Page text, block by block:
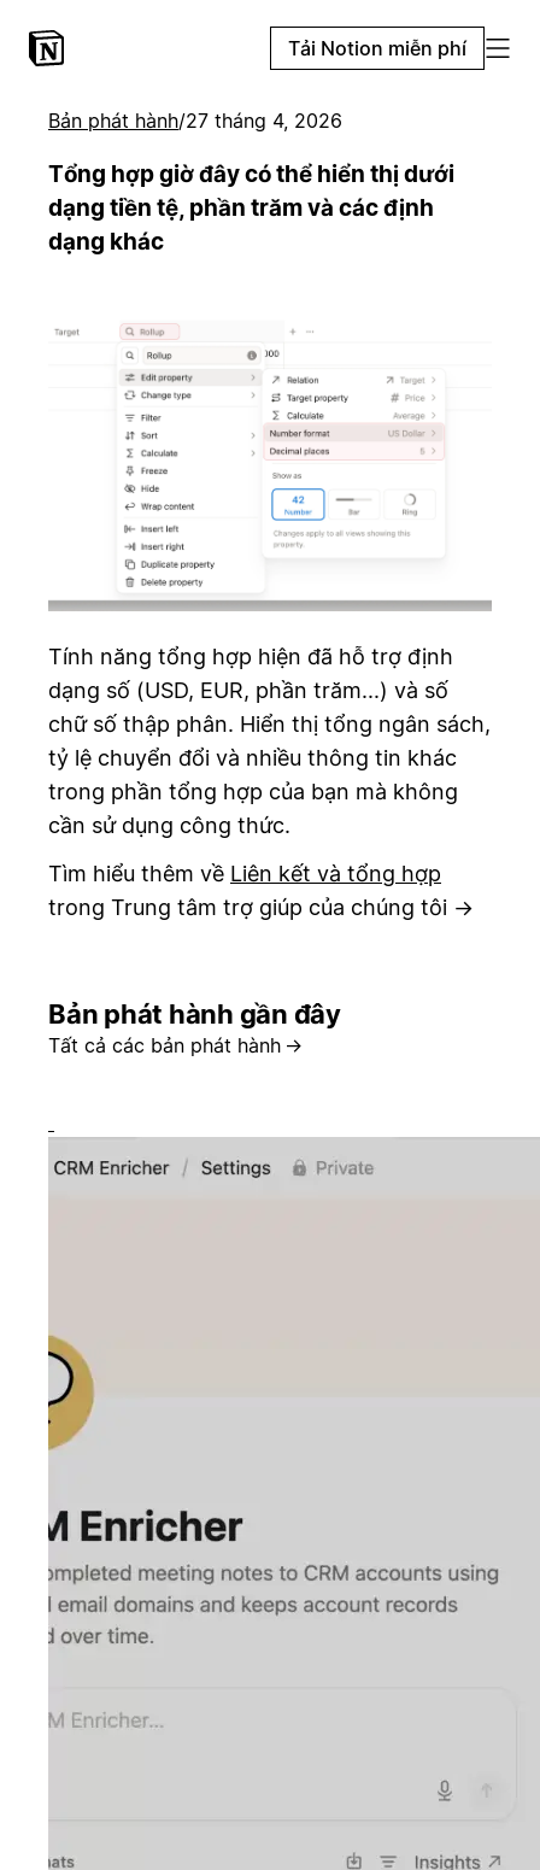
Tải Notion miễn phí
Bản phát hành/27 tháng 4, 2026
Tổng hợp giờ đây có thể hiển thị dưới
dạng tiền tệ, phần trăm và các định
dạng khác
Tính năng tổng hợp hiện đã hỗ trợ định
dạng số (USD, EUR, phần trăm...) và số
chữ số thập phân. Hiển thị tổng ngân sách,
tỷ lệ chuyển đổi và nhiều thông tin khác
trong phần tổng hợp của bạn mà không
cần sử dụng công thức.
Tìm hiểu thêm về Liên kết và tổng hợp
trong Trung tâm trợ giúp của chúng tôi →
Bản phát hành gần đây
Tất cả các bản phát hành →